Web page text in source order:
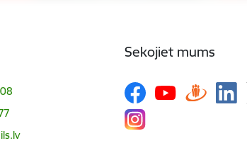
Sekojiet mums